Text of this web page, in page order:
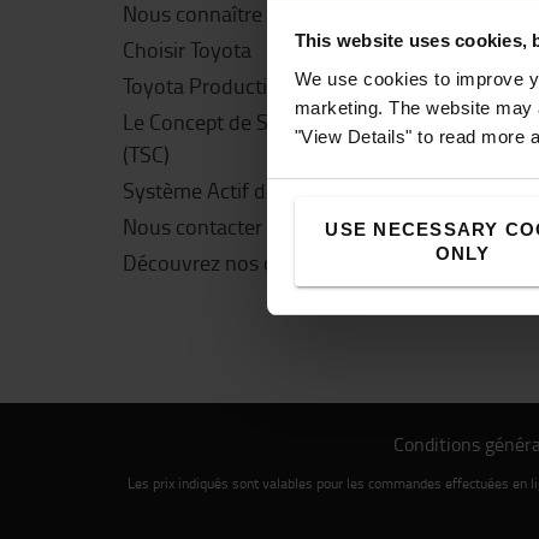
This website uses cookies,
We use cookies to improve
marketing. The website
"View Details" to read more
USE NECESSARY
ONLY
Nous connaître
Choisir Toyota
Toyota Production System
Le Concept de Service Toyota
(TSC)
Système Actif de Stabilité (SAS)
Nous contacter
Découvrez nos offres d'emploi
en
Conditions
Les prix indiqués sont valables pour les commandes effectuées